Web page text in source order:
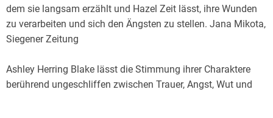
dem sie langsam erzählt und Hazel Zeit lässt, ihre Wunden
zu verarbeiten und sich den Ängsten zu stellen. Jana Mikota,
Siegener Zeitung
Ashley Herring Blake lässt die Stimmung ihrer Charaktere
berührend ungeschliffen zwischen Trauer, Angst, Wut und